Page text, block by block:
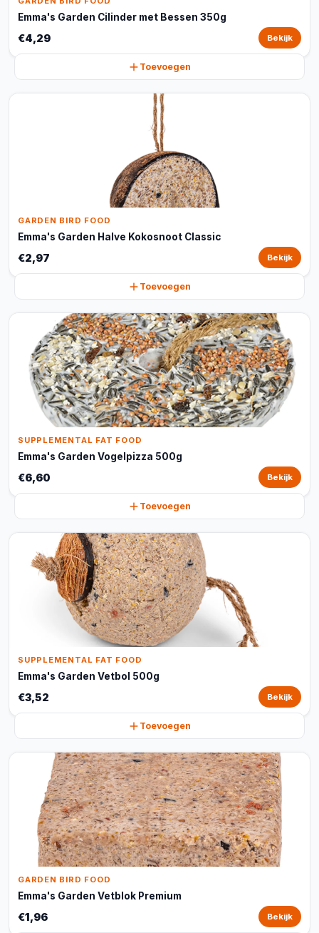
Emma's Garden Cilinder met Bessen 350g
€4,29 Bekijk
Toevoegen
GARDEN BIRD FOOD
Emma's Garden Halve Kokosnoot Classic
€2,97 Bekijk
Toevoegen
SUPPLEMENTAL FAT FOOD
Emma's Garden Vogelpizza 500g
€6,60 Bekijk
Toevoegen
SUPPLEMENTAL FAT FOOD
Emma's Garden Vetbol 500g
€3,52 Bekijk
Toevoegen
GARDEN BIRD FOOD
Emma's Garden Vetblok Premium
€1,96 Bekijk